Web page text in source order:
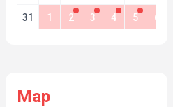
31 1 2 3 4 5 6
Map